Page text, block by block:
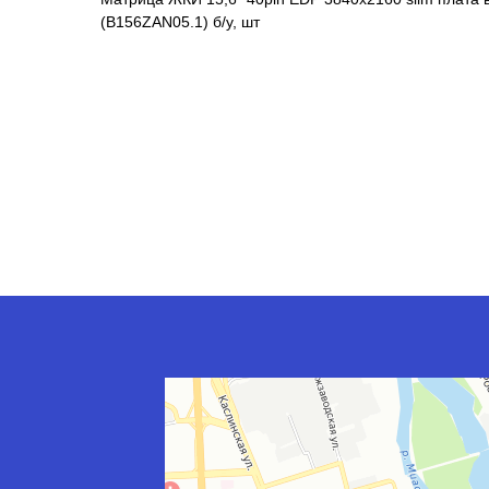
(B156ZAN05.1) б/у, шт